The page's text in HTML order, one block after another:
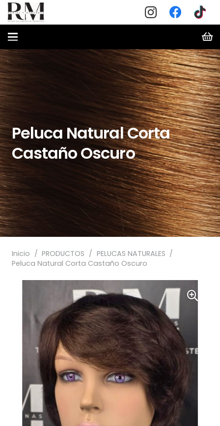
Peluca Natural Corta
Castaño Oscuro
Inicio / PRODUCTOS / PELUCAS NATURALES /
Peluca Natural Corta Castaño Oscuro